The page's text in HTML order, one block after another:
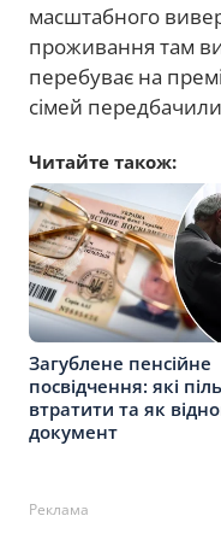
масштабного
проживання там
перебуває на
сімей
Читайте також:
Загублене пенсійне
посвідчення: які
втратити та як
документ
Реклама